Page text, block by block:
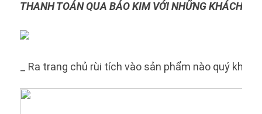
THANH TOÁN QUA BẢO KIM VỚI NHỮNG KHÁCH
_ Ra trang chủ rùi tích vào sản phẩm nào quý